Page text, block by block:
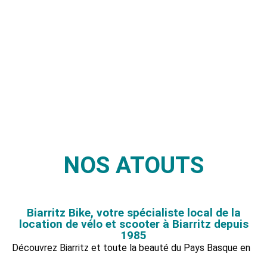
NOS ATOUTS
Biarritz Bike, votre spécialiste local de la
location de vélo et scooter à Biarritz depuis
1985
Découvrez Biarritz et toute la beauté du Pays Basque en